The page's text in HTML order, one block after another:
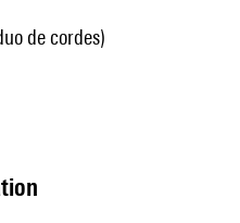
de cordes)